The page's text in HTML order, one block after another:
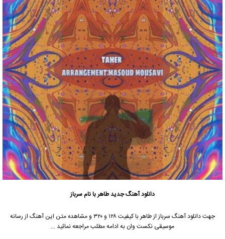
دانلود آهنگ جدیدطاهربا نام سرباز
جهت دانلود آهنگ سرباز ازطاهر
با کیفیت ۱۲۸ و ۳۲۰ و مشاهده متن این آهنگ از رسانه
موسیقی نکست وان به ادامه مطلب مراجعه نمائید …